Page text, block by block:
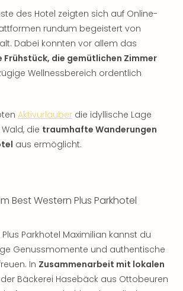
des Hotel zeigten sich auf Online-
rundum begeistert von
Dabei konnten vor allem das
Frühstück, die gemütlichen Zimmer
Wellnessbereich ordentlich
Aktivurlauber die idyllische Lage
die traumhafte Wanderungen
aus ermöglicht.
Best Western Plus Parkhotel
Parkhotel Maximilian kannst du
Genussmomente und authentische
In Zusammenarbeit mit lokalen
Bäckerei Hasebäck aus Ottobeuren